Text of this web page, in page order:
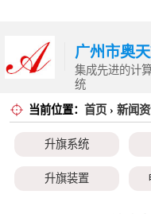
广州市奥
集成先进的计
统
当前位置： 首页 › 新闻
升旗系统
升旗装置
升旗系统
颁奖系统